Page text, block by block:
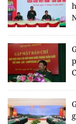
MÔI TRƯỜNG
KIỂM CHỨNG
TRI THỨC
54 DÂN TỘC VIỆT